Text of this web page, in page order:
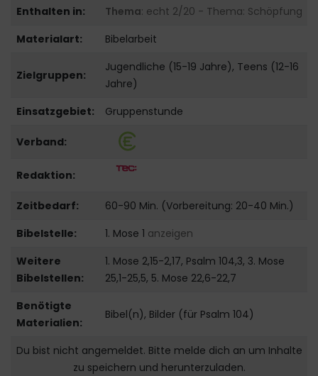
Enthalten in: Thema: echt 2/20 - Thema: Schöpfung
Materialart:
Bibelarbeit
Zielgruppen:
Jugendliche (15-19 Jahre), Teens (12-16
Jahre)
Einsatzgebiet:
Gruppenstunde
Verband:
Redaktion:
Zeitbedarf:
60-90 Min. (Vorbereitung: 20-40 Min.)
Bibelstelle:
1. Mose 1 anzeigen
Weitere
Bibelstellen:
1. Mose 2,15-2,17, Psalm 104,3, 3. Mose
25,1-25,5, 5. Mose 22,6-22,7
Benötigte
Materialien:
Bibel(n), Bilder (für Psalm 104)
Du bist nicht angemeldet. Bitte melde dich an um Inhalte
zu speichern und herunterzuladen.